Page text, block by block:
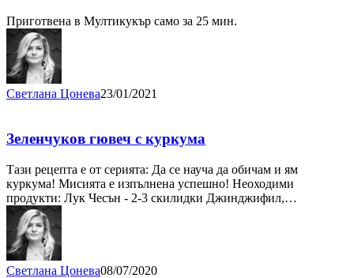
Приготвена в Мултикукър само за 25 мин.
Светлана Цонева23/01/2021
Зеленчуков гювеч с куркума
Тази рецепта е от серията: Да се науча да обичам и ям
куркума! Мисията е изпълнена успешно! Неоходими
продукти: Лук Чесън - 2-3 скилидки Джинджифил,…
Светлана Цонева08/07/2020